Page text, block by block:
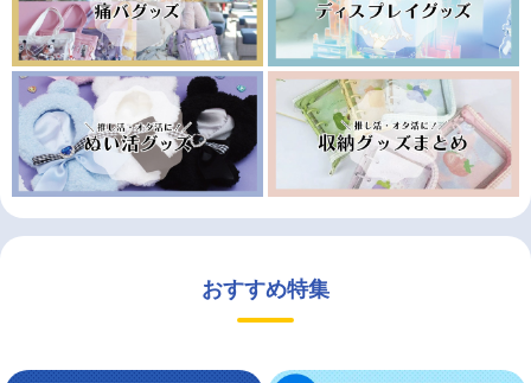
おすすめ特集